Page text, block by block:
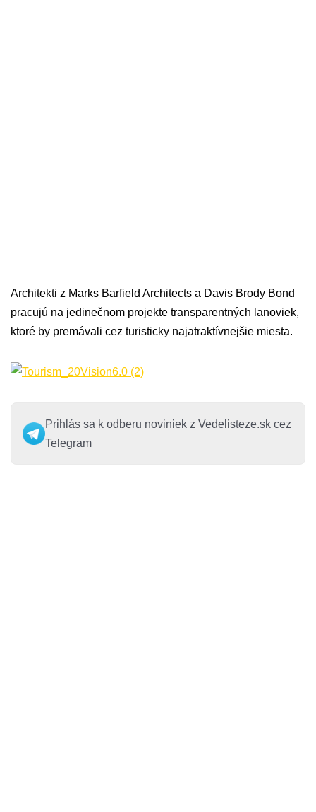
Architekti z Marks Barfield Architects a Davis Brody Bond
pracujú na jedinečnom projekte transparentných lanoviek,
ktoré by premávali cez turisticky najatraktívnejšie miesta.
Prihlás sa k odberu noviniek z Vedelisteze.sk cez
Telegram